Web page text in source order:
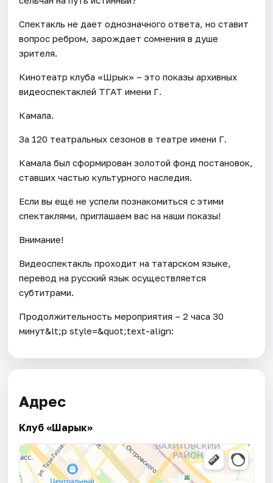
Спектакль не дает однозначного ответа, но ставит
вопрос ребром, зарождает сомнения в душе
зрителя.
Кинотеатр клуба «Шәрык» – это показы архивных
видеоспектаклей ТГАТ имени Г.
Камала.
За 120 театральных сезонов в театре имени Г.
Камала был сформирован золотой фонд постановок,
ставших частью культурного наследия.
Если вы ещё не успели познакомиться с этими
спектаклями, приглашаем вас на наши показы!
Внимание!
Видеоспектакль проходит на татарском языке,
перевод на русский язык осуществляется
субтитрами.
Продолжительность мероприятия – 2 часа 30
минут&lt;p style=&quot;text-align:
Адрес
Клуб «Шарык»